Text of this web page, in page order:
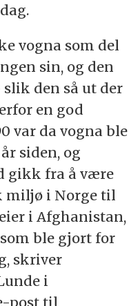
vogna som del
sin, og den
den så ut der
en god
var da vogna ble
siden, og
gikk fra å være
miljø i Norge til
i Afghanistan,
ble gjort for
skriver
i
post til